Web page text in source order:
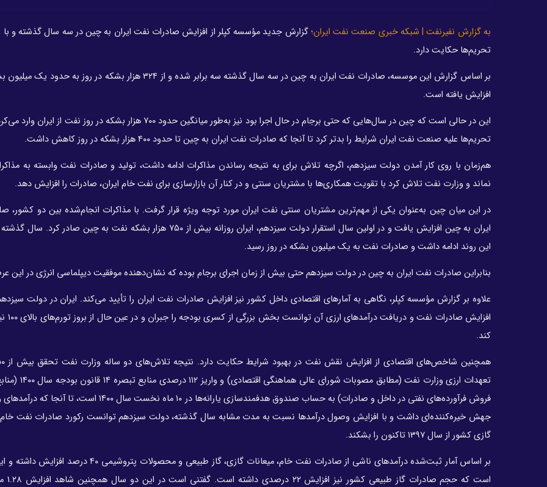
به گزارش نفیرنفت | شبکه خبری صنعت نفت ایران؛گزارش جدید مؤسسه کپلر از افزایش صادرات نفت ایران به چین در سه سال گذشته و با
تحریم‌ها حکایت دارد.
بر اساس گزارش این موسسه، صادرات نفت ایران به چین در سه سال گذشته سه برابر شده و از ۳۲۴ هزار بشکه در روز
افزایش یافته است.
این در حالی است که چین در سال‌هایی که حتی برجام در حال اجرا بود نیز به‌طور میانگین حدود ۷۰۰ هزار بشکه در روز
تحریم‌ها علیه صنعت نفت ایران شرایط را بدتر کرد تا آنجا که صادرات نفت ایران به چین تا حدود ۴۰۰ هزار بشکه در روز کاهش داشت.
هم‌زمان با روی کار آمدن دولت سیزدهم، اگرچه تلاش برای به نتیجه‌ رساندن مذاکرات ادامه داشت، تولید و صادرات نفت وابسته به
نماند و وزارت نفت تلاش کرد با تقویت همکاری‌ها با مشتریان سنتی و در کنار آن بازارسازی برای نفت خام ایران، صادرات را افزایش دهد.
در این میان چین به‌عنوان یکی از مهم‌ترین مشتریان سنتی نفت ایران مورد توجه ویژه قرار گرفت. با مذاکرات انجام‌شده بین دو کشور،
ایران به چین افزایش یافت و در اولین سال استقرار دولت سیزدهم، ایران روزانه بیش از ۷۵۰ هزار بشکه نفت به چین
این روند ادامه داشت و صادرات نفت به یک میلیون بشکه در روز رسید.
بنابراین صادرات نفت ایران به چین در دولت سیزدهم حتی بیش از زمان اجرای برجام بوده که نشان‌دهنده موفقیت دیپلماسی انرژی در این
علاوه بر گزارش مؤسسه کپلر، نگاهی به آمارهای اقتصادی داخل کشور نیز افزایش صادرات نفت ایران را تأیید می‌کند. ایران در دولت
افزایش
کند.
تعهدات ارزی وزارت نفت (مطابق
فروش فرآورده‌های نفتی در داخل و صادرات) به حساب صندوق هدفمندسازی یارانه‌ها در ۱۰ ماه نخست سال
جهش خیره‌کننده‌ای‌ داشت و با افزایش وصول درآمدها نسبت به مدت مشابه سال گذشته، دولت سیزدهم توانست رکورد صادرات نفت خام
گازی کشور از سال ۱۳۹۷ تاکنون را بشکند.
بر اساس آمار ثبت‌شده درآمدهای ناشی از صادرات نفت خام، میعانات گازی، گاز طبیعی و محصولات
است که